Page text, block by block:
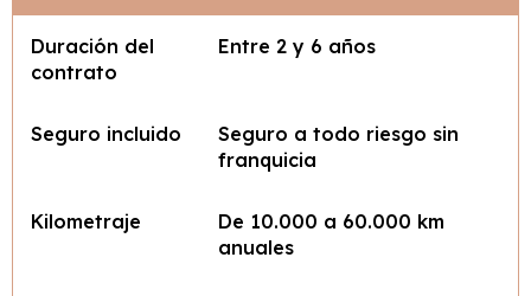
Duración del
contrato
Entre 2 y 6 años
Seguro incluido
Seguro a todo riesgo sin
franquicia
Kilometraje
De 10.000 a 60.000 km
anuales